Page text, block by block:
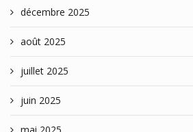
décembre 2025
août 2025
juillet 2025
juin 2025
mai 2025